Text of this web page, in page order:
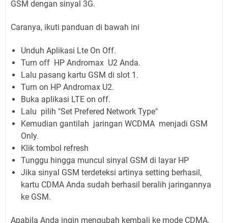
GSM dengan sinyal 3G.
Caranya, ikuti panduan di bawah ini
Unduh Aplikasi Lte On Off.
Turn off HP Andromax U2 Anda.
Lalu pasang kartu GSM di slot 1.
Turn on HP Andromax U2.
Buka aplikasi LTE on off.
Lalu pilih "Set Prefered Network Type"
Kemudian gantilah jaringan WCDMA menjadi GSM
Only.
Klik tombol refresh
Tunggu hingga muncul sinyal GSM di layar HP
Jika sinyal GSM terdeteksi artinya setting berhasil,
kartu CDMA Anda sudah berhasil beralih jaringannya
ke GSM.
Apabila Anda ingin mengubah kembali ke mode CDMA,